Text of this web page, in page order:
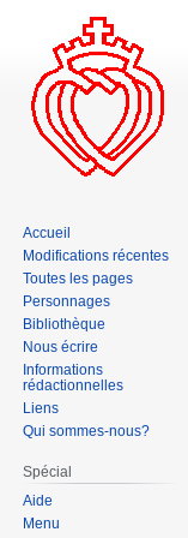
Accueil
Modifications récentes
Toutes les pages
Personnages
Bibliothèque
Nous écrire
Informations
rédactionnelles
Liens
Qui sommes-nous?
Spécial
Aide
Menu